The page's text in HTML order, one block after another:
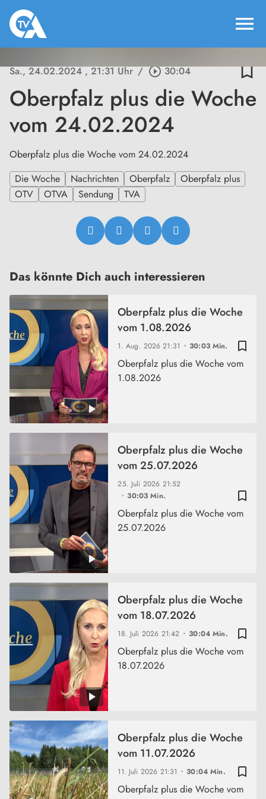
menu
Sa., 24.02.2024, 21:31 Uhr / play_circle_outline30:04 bookmark_border
Oberpfalz plus die Woche
vom 24.02.2024
Oberpfalz plus die Woche vom 24.02.2024
Die Woche
Nachrichten Oberpfalz
Oberpfalz plus
OTV
OTVA Sendung TVA
Das könnte Dich auch interessieren
bookmark_border
1. Aug. 202621:31 30:03 Min.
Oberpfalz plus die Woche
vom 1.08.2026
Oberpfalz plus die Woche vom
1.08.2026
bookmark_border
25. Juli 2026 21:52
30:03 Min.
Oberpfalz plus die Woche
vom 25.07.2026
Oberpfalz plus die Woche vom
25.07.2026
bookmark_border
18. Juli 2026 21:42 30:04 Min.
Oberpfalz plus die Woche
vom 18.07.2026
Oberpfalz plus die Woche vom
18.07.2026
bookmark_border
11. Juli 2026 21:31 30:04 Min.
Oberpfalz plus die Woche
vom 11.07.2026
Oberpfalz plus die Woche vom